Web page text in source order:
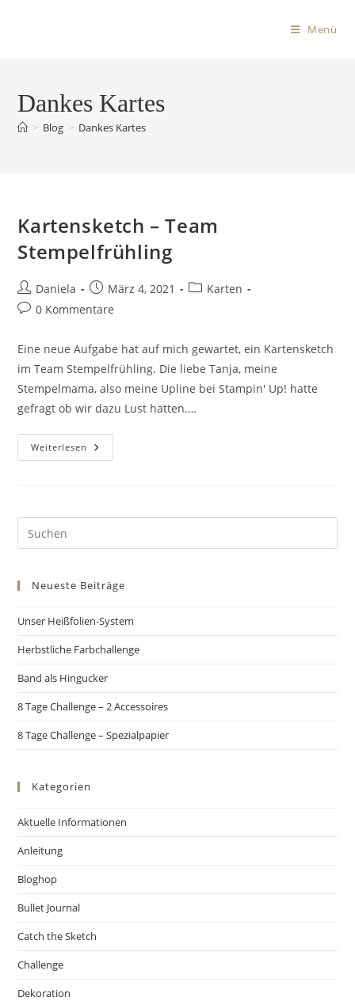
Menü
Dankes Kartes
> Blog > Dankes Kartes
Kartensketch – Team
Stempelfrühling
Daniela März 4, 2021
Karten
0 Kommentare
Eine neue Aufgabe hat auf mich gewartet, ein Kartensketch
im Team Stempelfrühling. Die liebe Tanja, meine
Stempelmama, also meine Upline bei Stampin' Up! hatte
gefragt ob wir dazu Lust hätten.…
Weiterlesen
Neueste Beiträge
Unser Heißfolien-System
Herbstliche Farbchallenge
Band als Hingucker
8 Tage Challenge – 2 Accessoires
8 Tage Challenge – Spezialpapier
Kategorien
Aktuelle Informationen
Anleitung
Bloghop
Bullet Journal
Catch the Sketch
Challenge
Dekoration